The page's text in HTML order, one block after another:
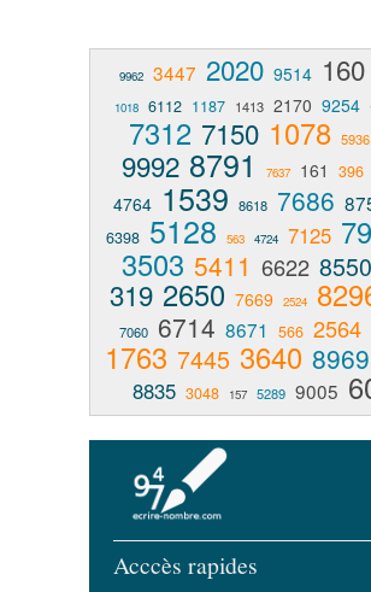
9962 3447 2020 9514 160
1018 6112 1187 1413 2170 9254
7312 7150 1078 5936
9992 8791 7637 161 396
4764 1539 8618 7686
6398 5128 563 4724 7125
3503 5411 6622 8550
319 2650 7669 2524
7060 6714 8671 566 2564
1763 7445 3640 8969
8835 3048 157 5289 9005
Acccès rapides